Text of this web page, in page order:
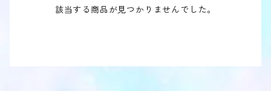
該当する商品が見つかりませんでした。